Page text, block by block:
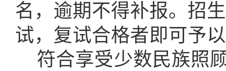
名，逾期不得补报。招
试，复试合格者即可予
符合享受少数民族照